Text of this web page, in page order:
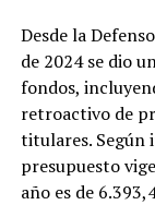
Desde la
de 2024 se dio
fondos,
retroactivo de
titulares. Según
presupuesto
año es de